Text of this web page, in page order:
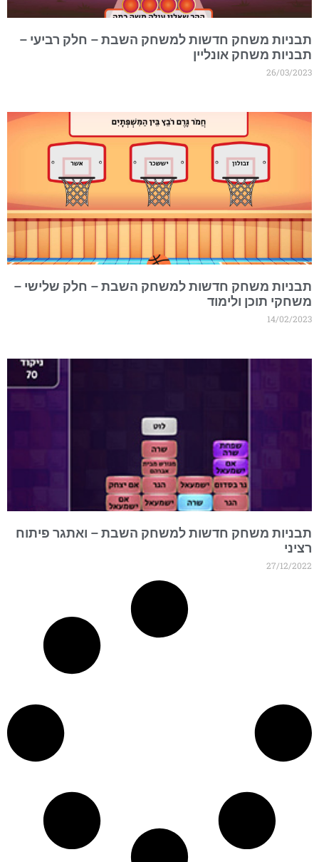
תבניות משחק חדשות למשחק השבת – חלק רביעי –
תבניות משחק אונליין
26/03/2023
תבניות משחק חדשות למשחק השבת – חלק שלישי –
משחקי תוכן ולימוד
14/02/2023
תבניות משחק חדשות למשחק השבת – ואתגר פיתוח
רציני
27/12/2022